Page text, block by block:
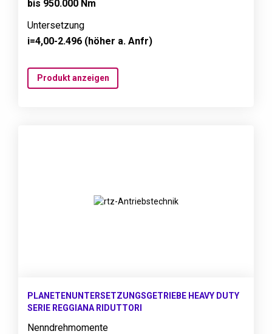
bis 950.000 Nm
Untersetzung
i=4,00-2.496 (höher a. Anfr)
Produkt anzeigen
PLANETENUNTERSETZUNGSGETRIEBE HEAVY DUTY
SERIE REGGIANA RIDUTTORI
Nenndrehmomente